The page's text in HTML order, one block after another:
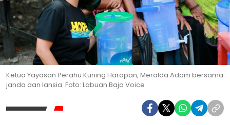
Ketua Yayasan Perahu Kuning Harapan, Meralda Adam bersama
janda dan lansia. Foto: Labuan Bajo Voice